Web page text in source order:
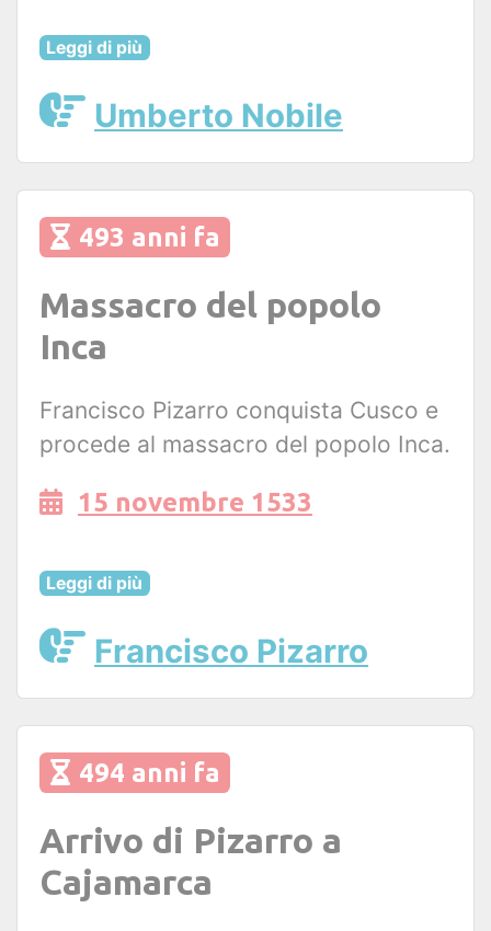
Leggi di più
Umberto Nobile
493 anni fa
Massacro del popolo
Inca
Francisco Pizarro conquista Cusco e
procede al massacro del popolo Inca.
15 novembre 1533
Leggi di più
Francisco Pizarro
494 anni fa
Arrivo di Pizarro a
Cajamarca